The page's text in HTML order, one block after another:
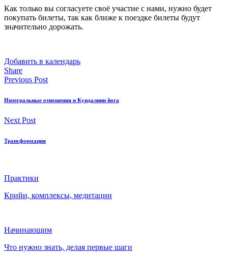
Как только вы согласуете своё участие с нами, нужно будет
покупать билеты, так как ближе к поездке билеты будут
значительно дорожать.
Добавить в календарь
Share
Previous Post
Интегральные отношения и Кундалини йога
Next Post
Трансформация
Практики
Крийи, комплексы, медитации
Начинающим
Что нужно знать, делая первые шаги